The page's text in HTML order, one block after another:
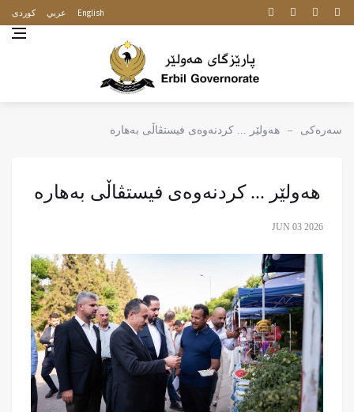
كوردى عربي English
سەرەکی هه‌ولێر ... کردنەوەی فیستڤاڵی بەهارە
هه‌ولێر ... کردنەوەی فیستڤاڵی بەهارە
JUN 03 2026